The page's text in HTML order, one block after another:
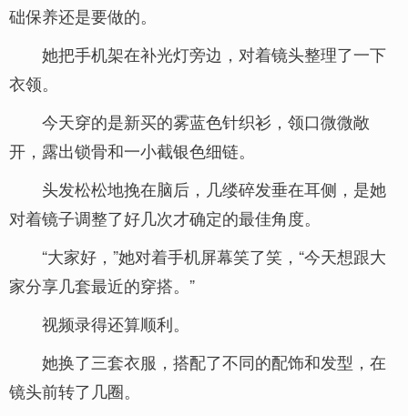
础保养还是要做的。
她把手机架在补光灯旁边，对着镜头整理了一下
衣领。
今天穿的是新买的雾蓝色针织衫，领口微微敞
开，露出锁骨和一小截银色细链。
头发松松地挽在脑后，几缕碎发垂在耳侧，是她
对着镜子调整了好几次才确定的最佳角度。
“大家好，”她对着手机屏幕笑了笑，“今天想跟大
家分享几套最近的穿搭。”
视频录得还算顺利。
她换了三套衣服，搭配了不同的配饰和发型，在
镜头前转了几圈。